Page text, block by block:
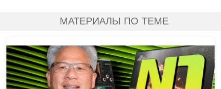
МАТЕРИАЛЫ ПО ТЕМЕ